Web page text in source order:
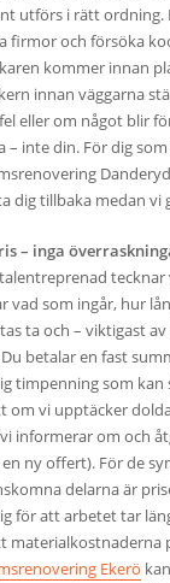
utförs i rätt ordning.
firmor och försöka
kommer innan
innan väggarna
eller om något blir
– inte din. För dig
dig tillbaka medan vi
– inga
tecknar
vad som ingår, hur
ta och – viktigast
betalar en fast
timpenning som kan
om vi upptäcker
informerar om och
ny offert). För de
delarna är
för att arbetet tar
materialkostnaderna
Ekerö